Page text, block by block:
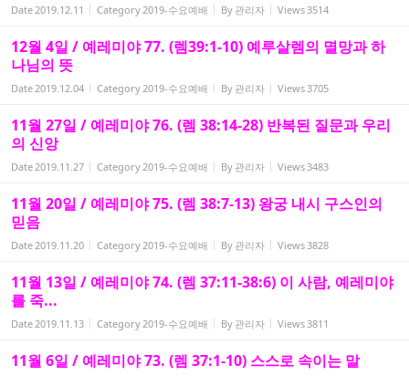
Date2019.12.11 Category2019-수요예배 By 관리자 Views3514
12월 4일 / 예레미야 77. (렘39:1-10) 예루살렘의 멸망과 하
나님의 뜻
Date2019.12.04 Category2019-수요예배 By 관리자 Views3705
11월 27일 / 예레미야 76. (렘 38:14-28) 반복된 질문과 우리
의 신앙
Date2019.11.27 Category2019-수요예배 By 관리자 Views3483
11월 20일 / 예레미야 75. (렘 38:7-13) 왕궁 내시 구스인의
믿음
Date2019.11.20 Category2019-수요예배 By 관리자 Views3828
11월 13일 / 예레미야 74. (렘 37:11-38:6) 이 사람, 예레미야
를 죽...
Date2019.11.13 Category2019-수요예배 By 관리자 Views3811
11월 6일 / 예레미야 73. (렘 37:1-10) 스스로 속이는 말